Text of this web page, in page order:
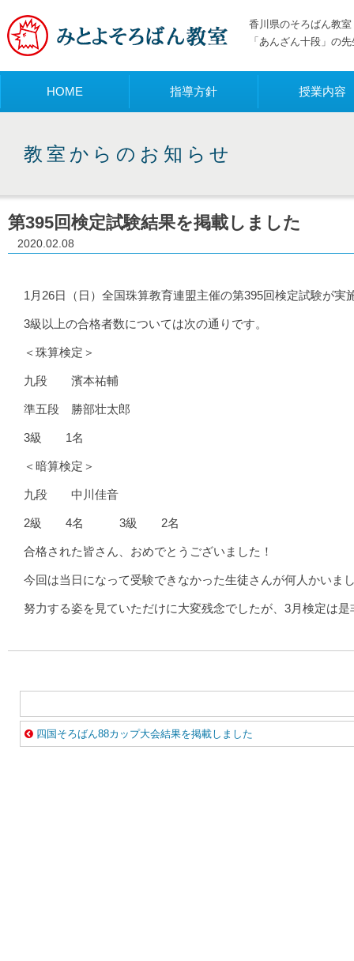
香川県のそろばん教
「あんざん十段」の
HOME 指導方針 授業内容
教室からのお知らせ
第395回検定試験結果を掲載しました
2020.02.08
1月26日（日）全国珠算教育連盟主催の第395回検定試験が実
3級以上の合格者数については次の通りです。
＜珠算検定＞
九段 濱本祐輔
準五段 勝部壮太郎
3級 1名
＜暗算検定＞
九段 中川佳音
2級 4名 3級 2名
合格された皆さん、おめでとうございました！
今回は当日になって受験できなかった生徒さんが何人かいま
努力する姿を見ていただけに大変残念でしたが、3月検定は
四国そろばん88カップ大会結果を掲載しました